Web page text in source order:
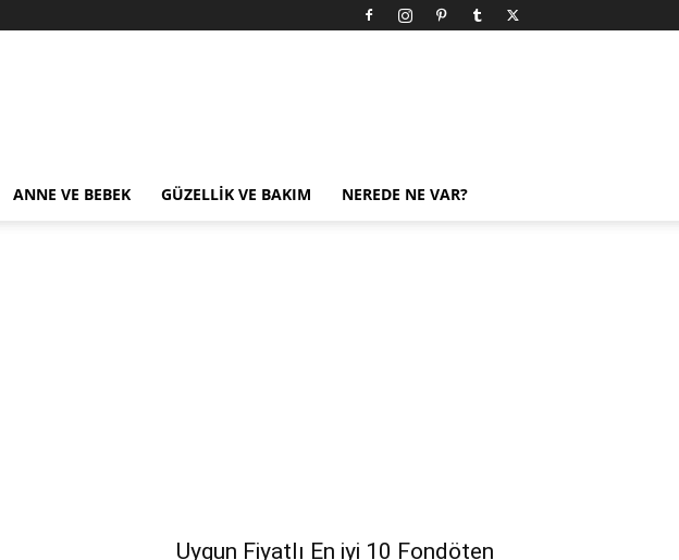
ANNE VE BEBEK GÜZELLIK VE BAKIM NEREDE NE VAR?
Uygun Fiyatlı En iyi 10 Fondöten